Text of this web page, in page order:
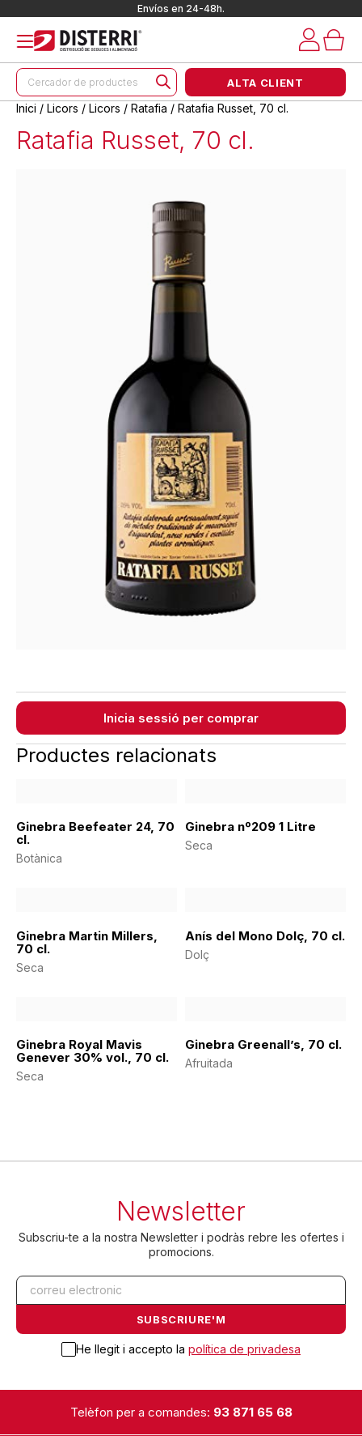
Envíos en 24-48h.
Products
search
ALTA CLIENT
Inici / Licors / Licors / Ratafia / Ratafia Russet, 70 cl.
Ratafia Russet, 70 cl.
Inicia sessió per comprar
Productes relacionats
Ginebra Beefeater 24, 70
cl.
Botànica
Ginebra nº209 1 Litre
Seca
Ginebra Martin Millers,
70 cl.
Seca
Anís del Mono Dolç, 70 cl.
Dolç
Ginebra Royal Mavis
Genever 30% vol., 70 cl.
Seca
Ginebra Greenall’s, 70 cl.
Afruitada
Newsletter
Subscriu-te a la nostra Newsletter i podràs rebre les ofertes i
promocions.
He llegit i accepto la política de privadesa
Telèfon per a comandes: 93 871 65 68